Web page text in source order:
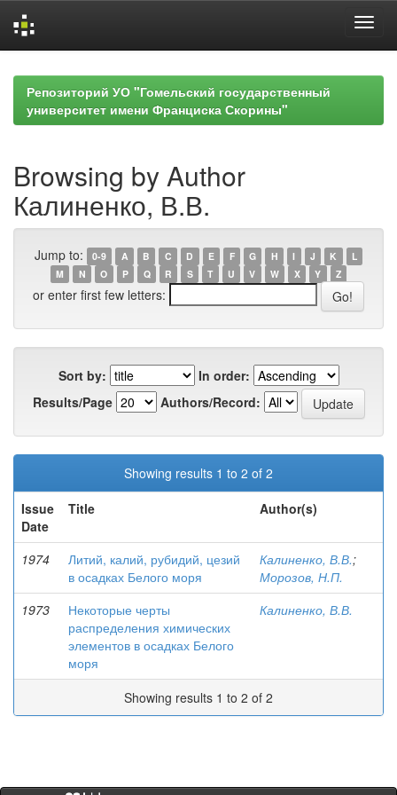
navigationРепозиторий УО "Гомельский государственный
университет имени Франциска Скорины"
Browsing by Author
Калиненко, В.В.
Jump to: 0-9 A B C D E F G H I J K
L
M
N O P Q R S T U V W X Y Z
or enter first few letters:
Sort by:
In order:
Results/Page
Authors/Record:
Showing results 1 to 2 of 2
Issue
Date
Title Author(s)
1974
Литий, калий, рубидий, цезий
в осадках Белого моря
Калиненко, В.В.;
Морозов, Н.П.
1973
Некоторые черты
распределения химических
элементов в осадках Белого
моря
Калиненко, В.В.
Showing results 1 to 2 of 2